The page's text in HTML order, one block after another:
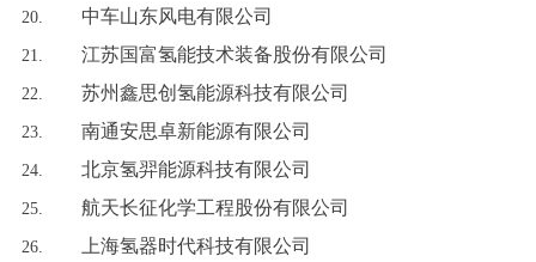
中车山东风电有限公司
江苏国富氢能技术装备股份有限公司
苏州鑫思创氢能源科技有限公司
南通安思卓新能源有限公司
北京氢羿能源科技有限公司
航天长征化学工程股份有限公司
上海氢器时代科技有限公司